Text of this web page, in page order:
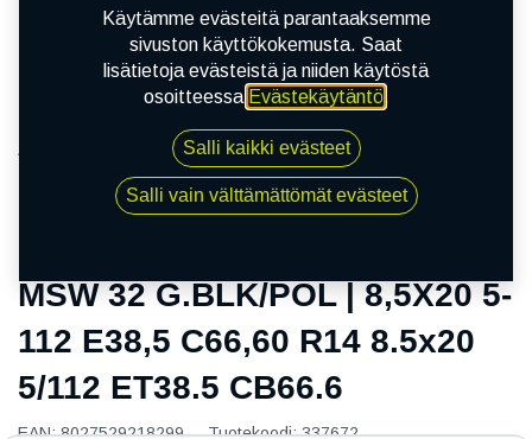
MSW 32 G.BLK/POL | 8,5X20 5-112 E38,5 C66,60 R14
8.5x20 5/112 ET38.5 CB66.6
MSW 32 G.BLK/POL | 8,5X20 5-
112 E38,5 C66,60 R14 8.5x20
5/112 ET38.5 CB66.6
EAN:8027529218299 Tuotekoodi:337672
Käytämme evästeitä parantaaksemme
sivuston käyttökokemusta. Saat
lisätietoja evästeistä ja niiden käytöstä
osoitteessa Evästekäytäntö.
Salli kaikki evästeet
Salli vain välttämättömät evästeet